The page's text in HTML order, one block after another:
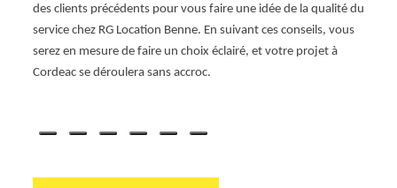
Avecdes clients précédents pour vous faire une idée de la qualité du
service chez RG Location Benne. En suivant ces conseils, vous
serez en mesure de faire un choix éclairé, et votre projet à
Cordeac se déroulera sans accroc.